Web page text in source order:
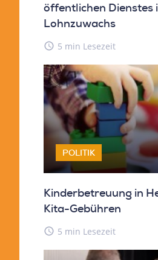
öffentlichen Dienstes
Lohnzuwachs
access_time 5 min Lesezeit
POLITIK
Kinderbetreuung in
Kita-Gebühren
access_time 5 min Lesezeit